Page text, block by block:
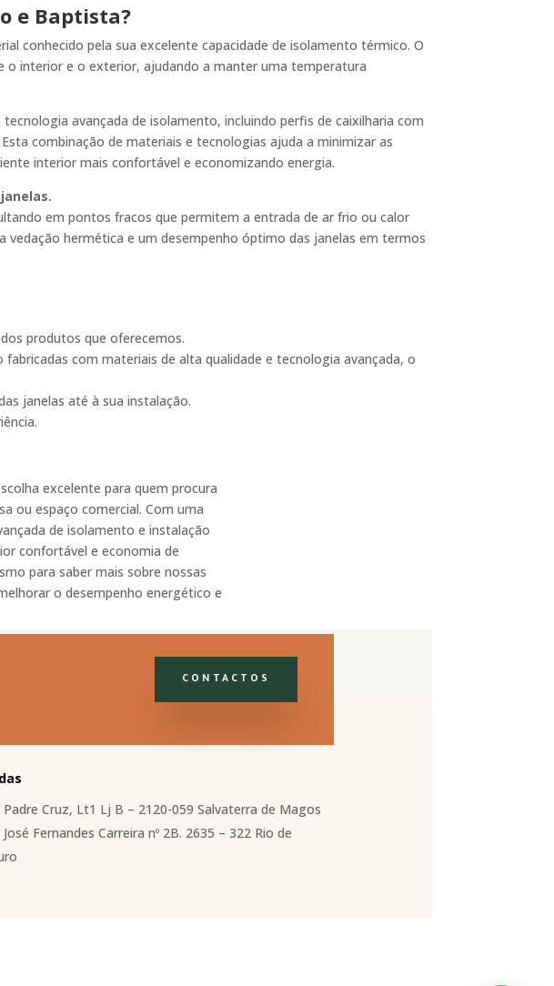
e Baptista?
conhecido pela sua excelente capacidade de isolamento térmico. O
o interior e o exterior, ajudando a manter uma temperatura
avançada de isolamento, incluindo perfis de caixilharia com
combinação de materiais e tecnologias ajuda a minimizar as
interior mais confortável e economizando energia.
em pontos fracos que permitem a entrada de ar frio ou calor
vedação hermética e um desempenho óptimo das janelas em termos
produtos que oferecemos.
fabricadas com materiais de alta qualidade e tecnologia avançada, o
janelas até à sua instalação.
excelente para quem procura
ou espaço comercial. Com uma
de isolamento e instalação
confortável e economia de
para saber mais sobre nossas
o desempenho energético e
CONTACTOS
Padre Cruz, Lt1 Lj B – 2120-059 Salvaterra de Magos
José Fernandes Carreira nº 2B. 2635 – 322 Rio de